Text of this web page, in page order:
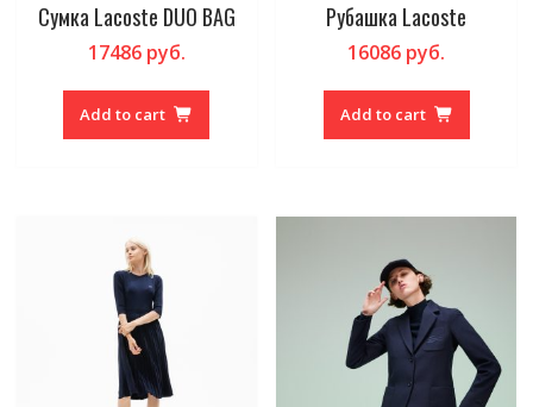
Сумка Lacoste DUO BAG
17486руб.
Add to cart
Рубашка Lacoste
16086 руб.
Add to cart